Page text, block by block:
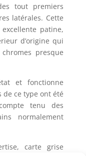
tout premiers
latérales. Cette
patine,
d’origine qui
presque
et fonctionne
de ce type ont été
tenu des
normalement
carte grise